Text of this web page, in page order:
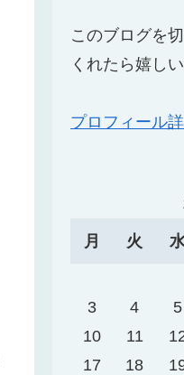
このブログを
くれたら嬉し
プロフィール
月 火
3
4 5
10
11
17
18